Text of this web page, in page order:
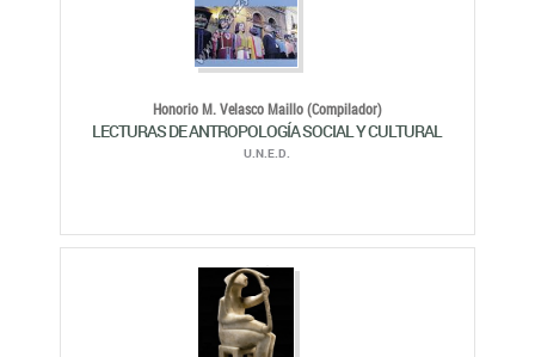
Honorio M. Velasco Maillo (Compilador)
LECTURAS DE ANTROPOLOGÍA SOCIAL Y CULTURAL
U.N.E.D.